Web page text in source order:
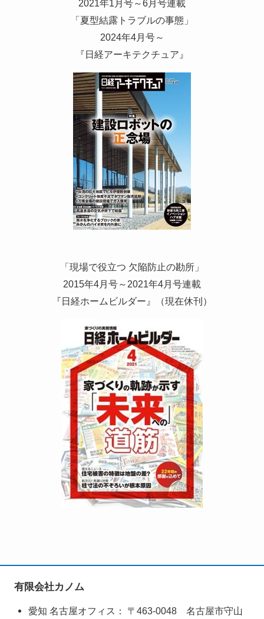
2021年1月号～6月号連載
「夏型結露トラブルの事態」
2024年4月号～
『日経アーキテクチュア』
「現場で役立つ 欠陥防止の勘所」
2015年4月号～2021年4月号連載
『日経ホームビルダー』（現在休刊）
有限会社カノム
愛知 名古屋オフィス： 〒463-0048 名古屋市守山